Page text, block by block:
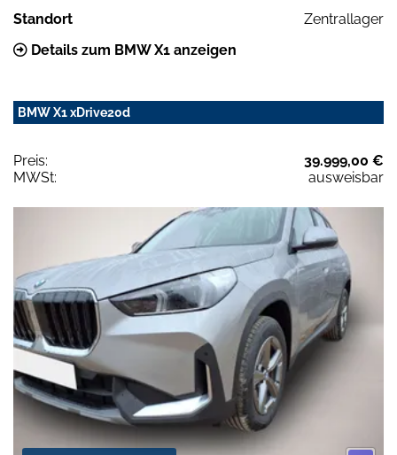
Standort
Zentrallager
Details zum BMW X1 anzeigen
BMW X1 xDrive20d
Preis:
39.999,00 €
MWSt:
ausweisbar